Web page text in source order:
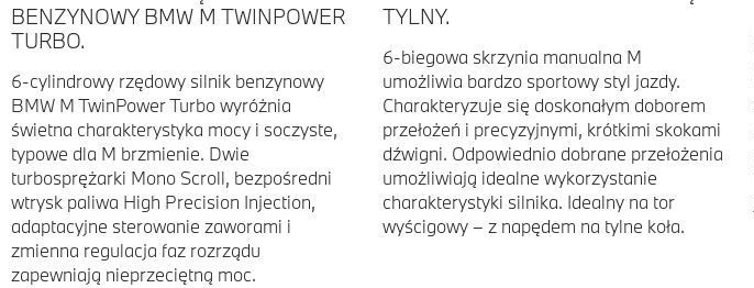
BENZYNOWY BMW M TWINPOWER
TURBO.
6-cylindrowy rzędowy silnik benzynowy
BMW M TwinPower Turbo wyróżnia
świetna charakterystyka mocy i soczyste,
typowe dla M brzmienie. Dwie
turbosprężarki Mono Scroll, bezpośredni
wtrysk paliwa High Precision Injection,
adaptacyjne sterowanie zaworami i
zmienna regulacja faz rozrządu
zapewniają nieprzeciętną moc.
TYLNY.
6-biegowa skrzynia manualna M
umożliwia bardzo sportowy styl jazdy.
Charakteryzuje się doskonałym doborem
przełożeń i precyzyjnymi, krótkimi skokami
dźwigni. Odpowiednio dobrane przełożenia
umożliwiają idealne wykorzystanie
charakterystyki silnika. Idealny na tor
wyścigowy – z napędem na tylne koła.